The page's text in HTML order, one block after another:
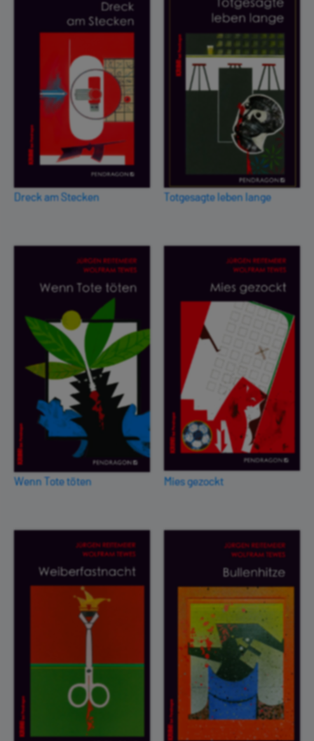
Dreck am Stecken Totgesagte leben lange
Wenn Tote töten Mies gezockt